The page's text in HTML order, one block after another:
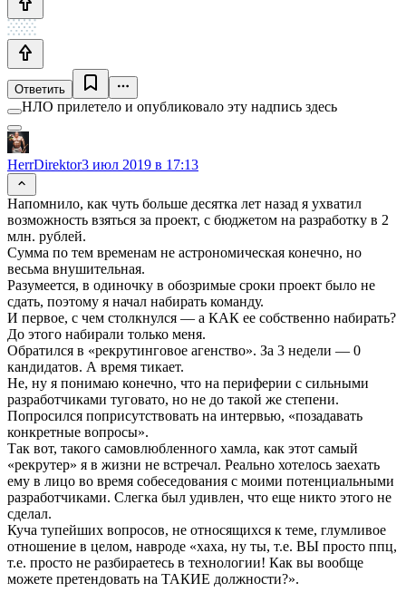
Ответить
НЛО прилетело и опубликовало эту надпись здесь
HerrDirektor3 июл 2019 в 17:13
Напомнило, как чуть больше десятка лет назад я ухватил
возможность взяться за проект, с бюджетом на разработку в 2
млн. рублей.
Сумма по тем временам не астрономическая конечно, но
весьма внушительная.
Разумеется, в одиночку в обозримые сроки проект было не
сдать, поэтому я начал набирать команду.
И первое, с чем столкнулся — а КАК ее собственно набирать?
До этого набирали только меня.
Обратился в «рекрутинговое агенство». За 3 недели — 0
кандидатов. А время тикает.
Не, ну я понимаю конечно, что на периферии с сильными
разработчиками туговато, но не до такой же степени.
Попросился поприсутствовать на интервью, «позадавать
конкретные вопросы».
Так вот, такого самовлюбленного хамла, как этот самый
«рекрутер» я в жизни не встречал. Реально хотелось заехать
ему в лицо во время собеседования с моими потенциальными
разработчиками. Слегка был удивлен, что еще никто этого не
сделал.
Куча тупейших вопросов, не относящихся к теме, глумливое
отношение в целом, навроде «хаха, ну ты, т.е. ВЫ просто ппц,
т.е. просто не разбираетесь в технологии! Как вы вообще
можете претендовать на ТАКИЕ должности?».